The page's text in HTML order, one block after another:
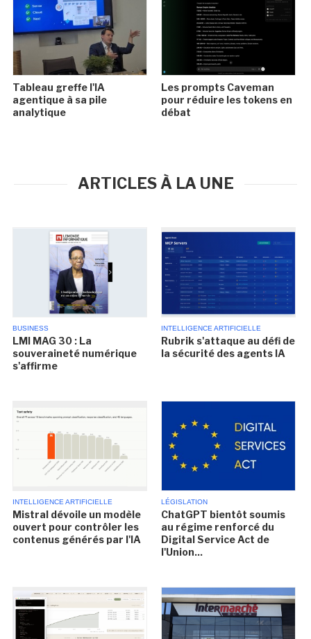
Tableau greffe l'IA
agentique à sa pile
analytique
Les prompts Caveman
pour réduire les tokens en
débat
ARTICLES À LA UNE
BUSINESS
LMI MAG 30 : La
souveraineté numérique
s'affirme
INTELLIGENCE ARTIFICIELLE
Rubrik s'attaque au défi de
la sécurité des agents IA
INTELLIGENCE ARTIFICIELLE
Mistral dévoile un modèle
ouvert pour contrôler les
contenus générés par l'IA
LÉGISLATION
ChatGPT bientôt soumis
au régime renforcé du
Digital Service Act de
l'Union...